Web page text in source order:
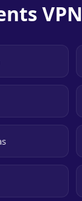
VPN